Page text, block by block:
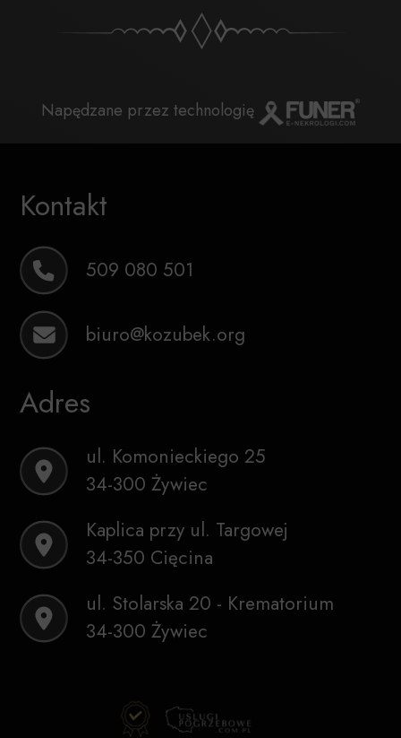
Napędzane przez technologię
Kontakt
509 080 501
biuro@kozubek.org
Adres
ul. Komonieckiego 25
34-300 Żywiec
Kaplica przy ul. Targowej
34-350 Cięcina
ul. Stolarska 20 - Krematorium
34-300 Żywiec